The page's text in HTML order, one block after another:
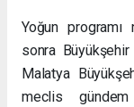
Yoğun programı
sonra
Malatya
meclis